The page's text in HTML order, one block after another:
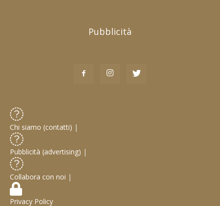
Pubblicità
Chi siamo (contatti) |
Pubblicità (advertising) |
Collabora con noi |
Privacy Policy